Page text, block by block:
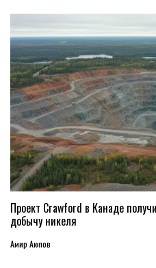
Проект Crawford в Канаде
добычу никеля
Амир Аюпов